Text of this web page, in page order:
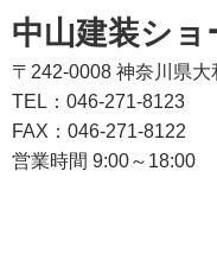
中山建装シ
〒242-0008 神奈川県
TEL：046-271-8123
FAX：046-271-8122
営業時間 9:00～18:00